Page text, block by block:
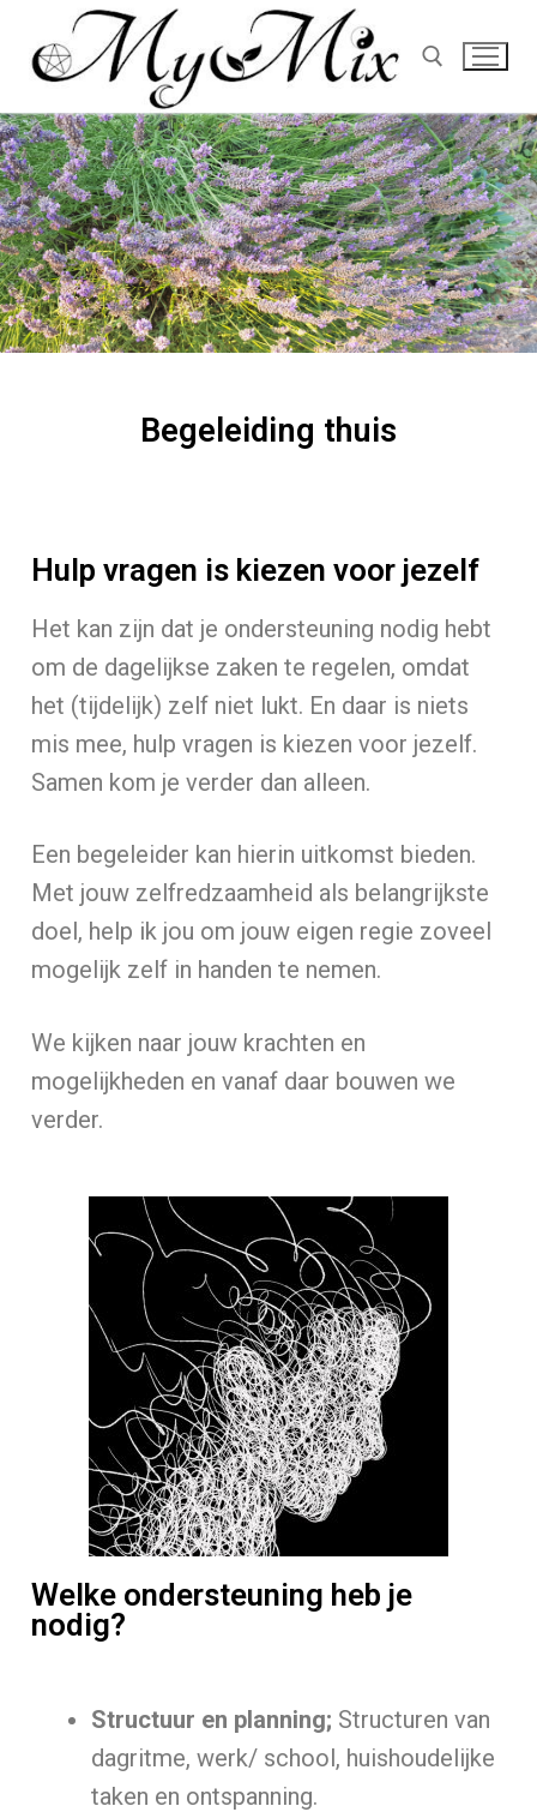
Begeleiding thuis
Hulp vragen is kiezen voor jezelf
Het kan zijn dat je ondersteuning nodig hebt
om de dagelijkse zaken te regelen, omdat
het (tijdelijk) zelf niet lukt. En daar is niets
mis mee, hulp vragen is kiezen voor jezelf.
Samen kom je verder dan alleen.
Een begeleider kan hierin uitkomst bieden.
Met jouw zelfredzaamheid als belangrijkste
doel, help ik jou om jouw eigen regie zoveel
mogelijk zelf in handen te nemen.
We kijken naar jouw krachten en
mogelijkheden en vanaf daar bouwen we
verder.
Welke ondersteuning heb je
nodig?
Structuur en planning; Structuren van
dagritme, werk/ school, huishoudelijke
taken en ontspanning.